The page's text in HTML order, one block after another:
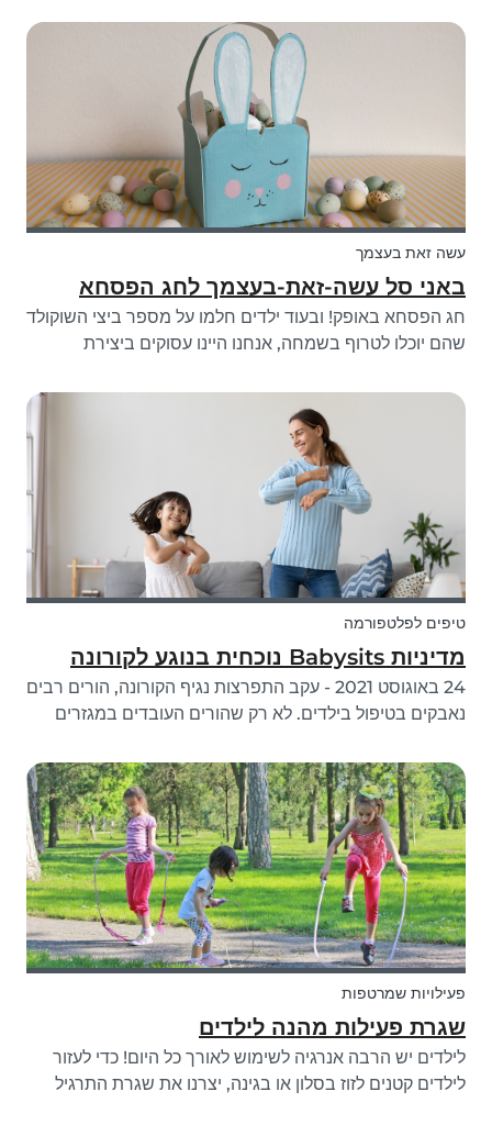
יש כמה דברים שצריך לקחת בחשבון. המשכו לקרוא אם אתם
רוצים לברר על הסכנות של האינטר...
עשה זאת בעצמך
באני סל עשה-זאת-בעצמך לחג הפסחא
חג הפסחא באופק! ובעוד ילדים חלמו על מספר ביצי השוקולד
שהם יוכלו לטרוף בשמחה, אנחנו היינו עסוקים ביצירת
עבורך! יצרנו תבנית סל ארנבנית להדפסה מסוג
עשה-זאת-בעצמך שהילדים שלך יכולים להשתמש בה...
טיפים לפלטפורמה
מדיניות Babysits נוכחית בנוגע לקורונה
24 באוגוסט 2021 - עקב התפרצות נגיף הקורונה, הורים רבים
נאבקים בטיפול בילדים. לא רק שהורים העובדים במגזרים
שעובדים מהבית והורים חד הוריים עלולים למצוא את עצמם
לעיתים קרובות זקוקים לבי...
פעילויות שמרטפות
שגרת פעילות מהנה לילדים
לילדים יש הרבה אנרגיה לשימוש לאורך כל היום! כדי לעזור
לילדים קטנים לזוז בסלון או בגינה, יצרנו את שגרת התרגיל